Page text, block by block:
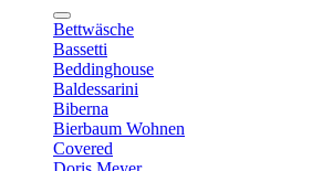
Bettwäsche
Bassetti
Beddinghouse
Baldessarini
Biberna
Bierbaum Wohnen
Covered